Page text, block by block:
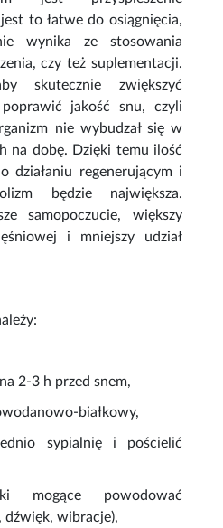
to łatwe do osiągnięcia,
wynika ze stosowania
czy też suplementacji.
skutecznie zwiększyć
jakość snu, czyli
nie wybudzał się w
na dobę. Dzięki temu ilość
działaniu regenerującym i
będzie największa.
samopoczucie, większy
i mniejszy udział
2-3 h przed snem,
białkowy,
sypialnię i pościelić
mogące powodować
dźwięk, wibracje),